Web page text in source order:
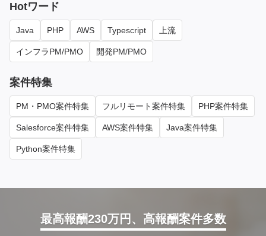
Hotワード
Java PHP AWS Typescript 上流
インフラPM/PMO 開発PM/PMO
案件特集
PM・PMO案件特集 フルリモート案件特集 PHP案件特集
Salesforce案件特集 AWS案件特集 Java案件特集
Python案件特集
最高報酬230万円、高報酬案件多数